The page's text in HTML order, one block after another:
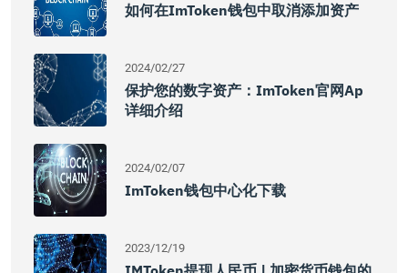
如何在imToken钱包中取消添加资产
2024/02/27
保护您的数字资产：imToken官网ap
详细介绍
2024/02/07
ImToken钱包中心化下载
2023/12/19